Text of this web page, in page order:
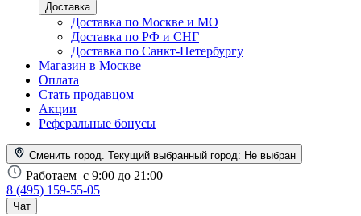
Доставка
Доставка по Москве и МО
Доставка по РФ и СНГ
Доставка по Санкт-Петербургу
Магазин в Москве
Оплата
Стать продавцом
Акции
Реферальные бонусы
Сменить город. Текущий выбранный город: Не выбран
Работаем с 9:00 до 21:00
8 (495) 159-55-05
Чат